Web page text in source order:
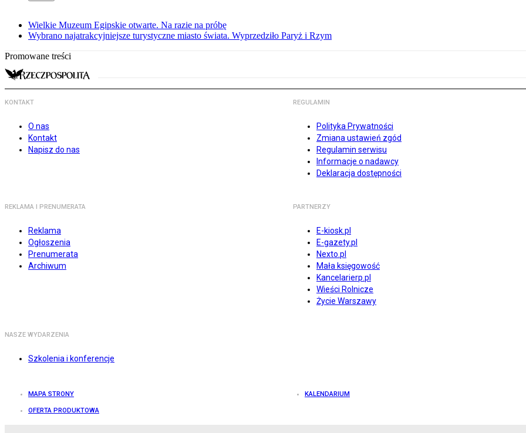
Wielkie Muzeum Egipskie otwarte. Na razie na próbę
Wybrano najatrakcyjniejsze turystyczne miasto świata. Wyprzedziło Paryż i Rzym
Promowane treści
KONTAKT
O nas
Kontakt
Napisz do nas
REGULAMIN
Polityka Prywatności
Zmiana ustawień zgód
Regulamin serwisu
Informacje o nadawcy
Deklaracja dostępności
REKLAMA I PRENUMERATA
Reklama
Ogłoszenia
Prenumerata
Archiwum
PARTNERZY
E-kiosk.pl
E-gazety.pl
Nexto.pl
Mała księgowość
Kancelarierp.pl
Wieści Rolnicze
Życie Warszawy
NASZE WYDARZENIA
Szkolenia i konferencje
MAPA STRONY KALENDARIUM
OFERTA PRODUKTOWA